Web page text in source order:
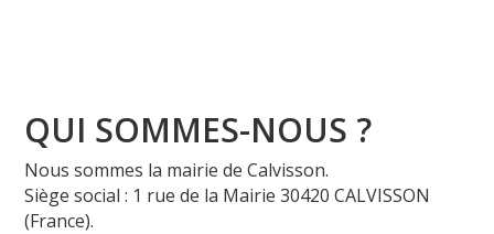
QUI SOMMES-NOUS ?
Nous sommes la mairie de Calvisson.
Siège social : 1 rue de la Mairie 30420 CALVISSON
(France).